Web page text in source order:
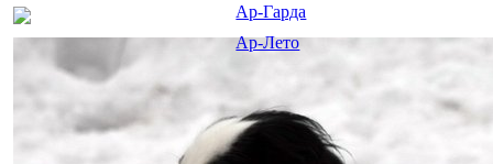
Ар-Гарда
Ар-Лето